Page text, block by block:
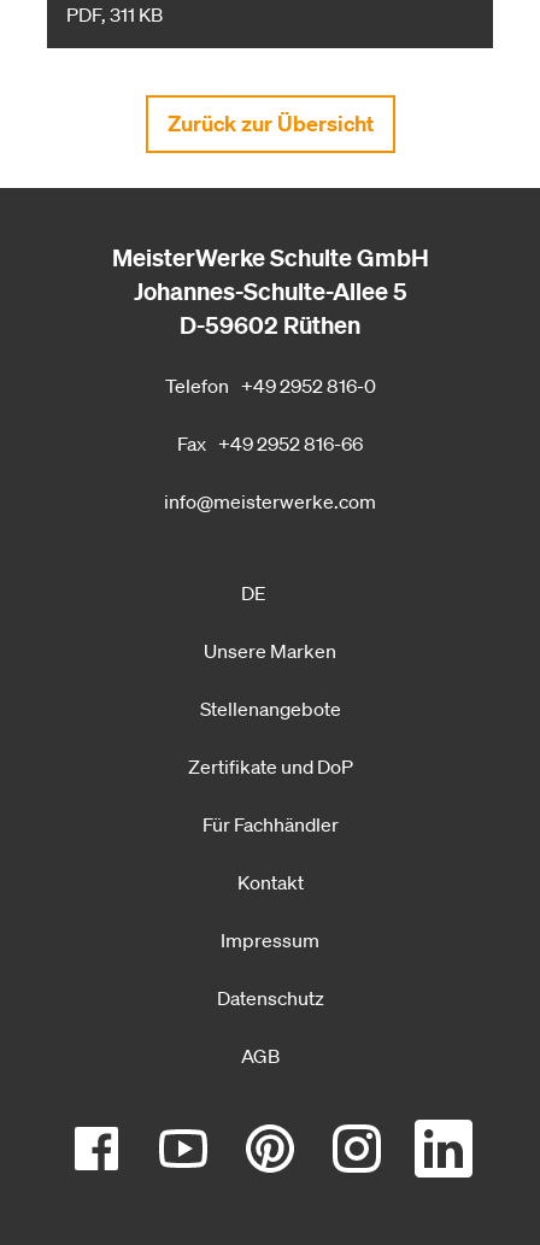
PDF, 311 KB
Zurück zur Übersicht
MeisterWerke Schulte GmbH
Johannes-Schulte-Allee 5
D-59602 Rüthen
Telefon +49 2952 816-0
Fax +49 2952 816-66
info@meisterwerke.com
DE
Unsere Marken
Stellenangebote
Zertifikate und DoP
Für Fachhändler
Kontakt
Impressum
Datenschutz
AGB